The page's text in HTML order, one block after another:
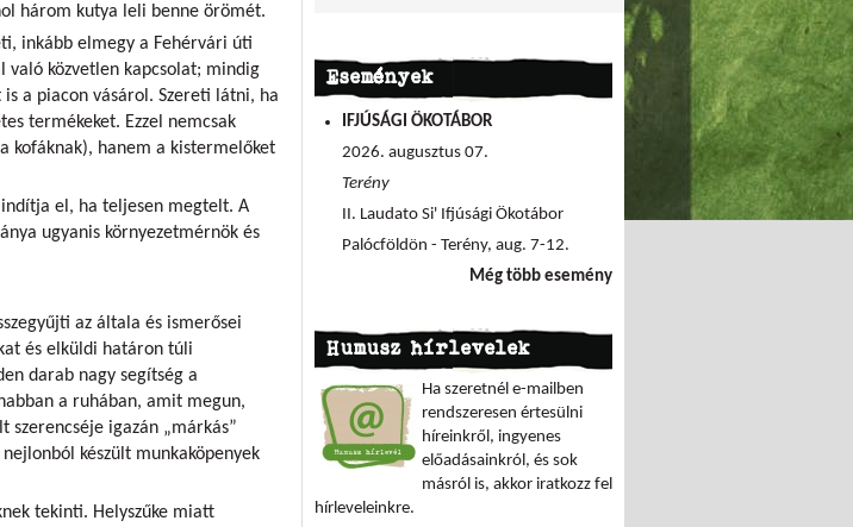
három kutya leli benne örömét.
inkább elmegy a Fehérvári úti
való közvetlen kapcsolat; mindig
a piacon vásárol. Szereti látni, ha
termékeket. Ezzel nemcsak
kofáknak), hanem a kistermelőket
el, ha teljesen megtelt. A
ugyanis környezetmérnök és
az általa és ismerősei
és elküldi határon túli
darab nagy segítség a
a ruhában, amit megun,
igazán „márkás”
készült munkaköpenyek
tekinti. Helyszűke miatt
Események
IFJÚSÁGI ÖKOTÁBOR
2026. augusztus 07.
Terény
II. Laudato Si' Ifjúsági Ökotábor
Palócföldön - Terény, aug. 7-12.
Még több esemény
Humusz hírlevelek
Ha szeretnél e-mailben
rendszeresen értesülni
híreinkről, ingyenes
előadásainkról, és sok
másról is, akkor iratkozz fel
hírleveleinkre.